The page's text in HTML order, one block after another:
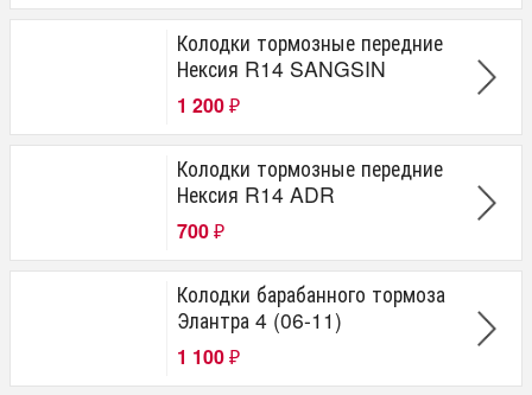
Колодки тормозные передние
Нексия R14 SANGSIN
1 200 ₽
Колодки тормозные передние
Нексия R14 ADR
700 ₽
Колодки барабанного тормоза
Элантра 4 (06-11)
1 100 ₽